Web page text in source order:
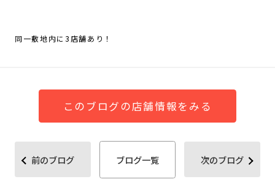
同一敷地内に3店舗あり！
このブログの店舗情報をみる
前のブログ ブログ一覧 次のブログ